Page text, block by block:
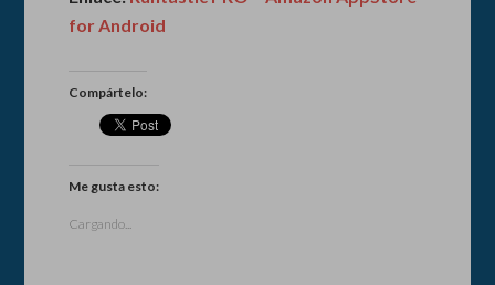
for Android
Compártelo:
Me gusta esto:
Cargando...